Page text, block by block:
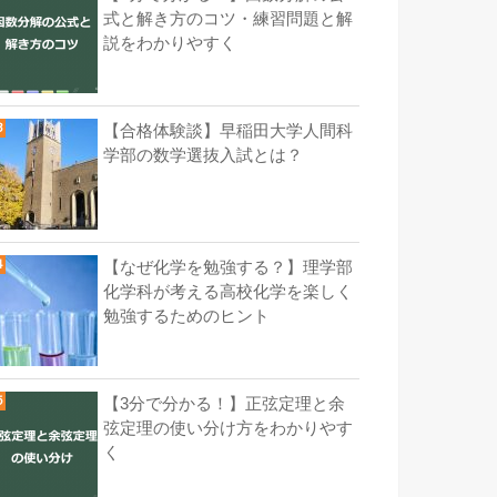
式と解き方のコツ・練習問題と解
説をわかりやすく
【合格体験談】早稲田大学人間科
学部の数学選抜入試とは？
【なぜ化学を勉強する？】理学部
化学科が考える高校化学を楽しく
勉強するためのヒント
【3分で分かる！】正弦定理と余
弦定理の使い分け方をわかりやす
く